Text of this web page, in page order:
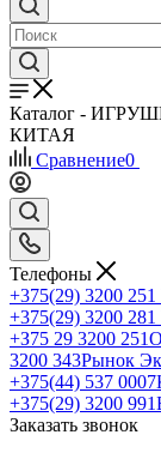
Каталог -
КИТАЯ
Сравнение0
Телефоны
+375(29) 3200 251
+375(29) 3200 281
+З75 29 3200 251
3200 343Рынок
+375(44) 537 0007
+375(29) 3200 991
Заказать звонок